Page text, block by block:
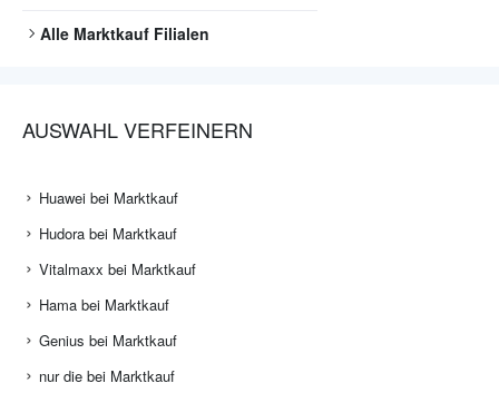
Alle Marktkauf Filialen
AUSWAHL VERFEINERN
Huawei bei Marktkauf
Hudora bei Marktkauf
Vitalmaxx bei Marktkauf
Hama bei Marktkauf
Genius bei Marktkauf
nur die bei Marktkauf